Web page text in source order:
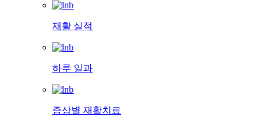
재활 실적
하루 일과
증상별 재활치료